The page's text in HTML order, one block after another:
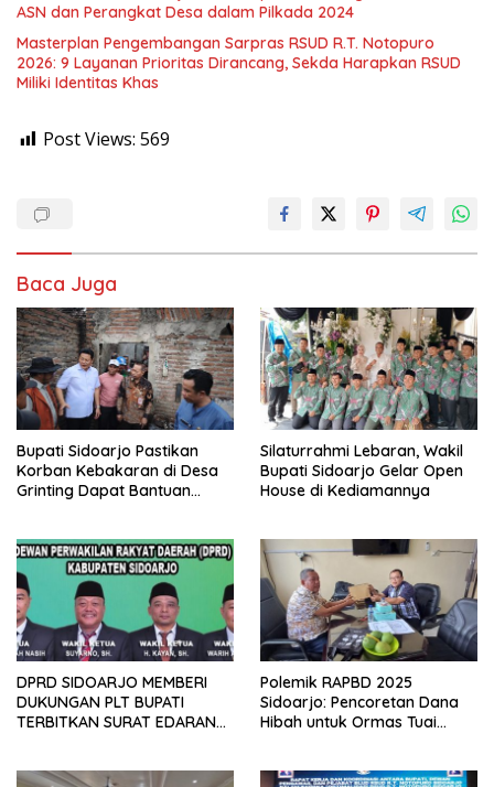
ASN dan Perangkat Desa dalam Pilkada 2024
Masterplan Pengembangan Sarpras RSUD R.T. Notopuro
2026: 9 Layanan Prioritas Dirancang, Sekda Harapkan RSUD
Miliki Identitas Khas
Post Views: 569
Baca Juga
Bupati Sidoarjo Pastikan
Korban Kebakaran di Desa
Grinting Dapat Bantuan
Silaturrahmi Lebaran, Wakil
Bupati Sidoarjo Gelar Open
House di Kediamannya
DPRD SIDOARJO MEMBERI
DUKUNGAN PLT BUPATI
TERBITKAN SURAT EDARAN
TK, PAUD, SD, SMP/MTS
Polemik RAPBD 2025
Sidoarjo: Pencoretan Dana
Hibah untuk Ormas Tuai